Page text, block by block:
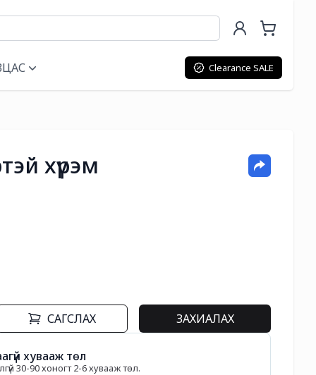
Clearance SALE
хүрэм
САГСЛАХ ЗАХИАЛАХ
хувааж төл
30-90 хоногт 2-6 хувааж төл.